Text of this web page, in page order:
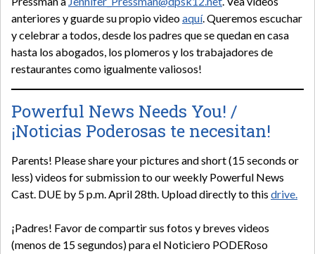
anteriores y guarde su propio videoaquí. Queremos escuchar
y celebrar a todos, desde los padres que se quedan en casa
hasta los abogados, los plomeros y los trabajadores de
restaurantes como igualmente valiosos!
Powerful News Needs You! /
¡Noticias Poderosas te necesitan!
Parents! Please share your pictures and short (15 seconds or
less) videos for submission to our weekly Powerful News
Cast. DUE by 5 p.m. April 28th. Upload directly to this drive.
¡Padres! Favor de compartir sus fotos y breves videos
(menos de 15 segundos) para el Noticiero PODERoso